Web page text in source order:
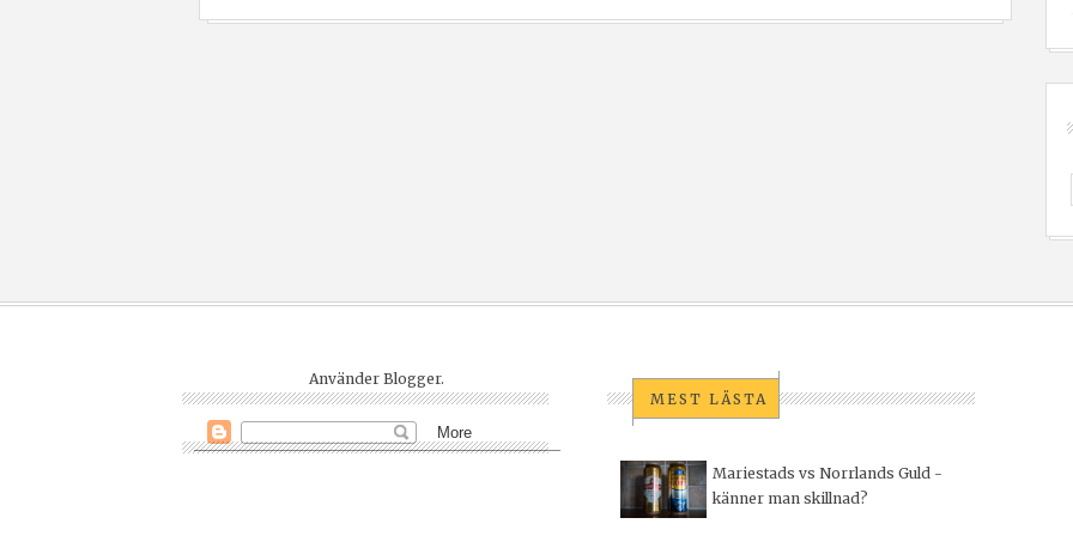
AnvänderBlogger.
MEST LÄSTA
Mariestads vs Norrlands Guld -
känner man skillnad?